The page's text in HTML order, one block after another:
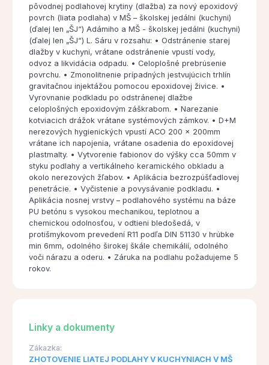
pôvodnej podlahovej krytiny (dlažba) za nový epoxidový
povrch (liata podlaha) v MŠ – školskej jedálni (kuchyni)
(ďalej len „ŠJ“) Adámiho a MŠ - školskej jedálni (kuchyni)
(ďalej len „ŠJ“) L. Sáru v rozsahu: • Odstránenie starej
dlažby v kuchyni, vrátane odstránenie vpustí vody,
odvoz a likvidácia odpadu. • Celoplošné prebrúsenie
povrchu. • Zmonolitnenie prípadných jestvujúcich trhlín
gravitačnou injektážou pomocou epoxidovej živice. •
Vyrovnanie podkladu po odstránenej dlažbe
celoplošných epoxidovým záškrabom. • Narezanie
kotviacich drážok vrátane systémových zámkov. • D+M
nerezových hygienických vpustí ACO 200 x 200mm
vrátane ich napojenia, vrátane osadenia do epoxidovej
plastmalty. • Vytvorenie fabionov do výšky cca 50mm v
styku podlahy a vertikálneho keramického obkladu a
okolo nerezových žľabov. • Aplikácia bezrozpúšťadlovej
penetrácie. • Vyčistenie a povysávanie podkladu. •
Aplikácia nosnej vrstvy – podlahového systému na báze
PU betónu s vysokou mechanikou, teplotnou a
chemickou odolnosťou, v odtieni bledošedá, v
protišmykovom prevedení R11 podľa DIN 51130 v hrúbke
min 6mm, odolného širokej škále chemikálií, odolného
voči nárazu a oderu. • Záruka na podlahu požadujeme 5
rokov.
Linky a dokumenty
Zákazka:
ZHOTOVENIE LIATEJ PODLAHY V KUCHYNIACH V MŠ